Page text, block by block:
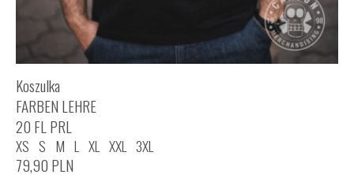
Koszulka
FARBEN LEHRE
20 FL PRL
XS S M L XL XXL 3XL
79,90 PLN